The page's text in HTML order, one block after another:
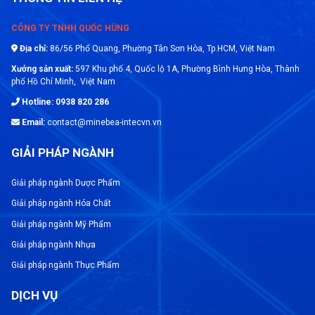
thương hiệu nổi tiếng với chất lượng và độ chính
xác cao. Điều này đảm bảo cho khách hàng nhận
được sản phẩm đáng tin cậy và hiệu quả.
Tư vấn chuyên nghiệp: Đội ngũ nhân viên kỹ
thuật của công ty luôn sẵn sàng tư vấn và hỗ trợ
khách hàng trong việc lựa chọn sản phẩm phù
hợp với nhu cầu cụ thể của họ.
Dịch vụ hậu mãi: Công ty cam kết cung cấp dịch
vụ hậu mãi tốt nhất, bao gồm sửa chữa, bảo trì
và calib cân để đảm bảo rằng thiết bị luôn hoạt
động ổn định và chính xác.
Hỗ trợ kỹ thuật: Công ty TNHH Quốc Hùng có đội
ngũ kỹ thuật viên chuyên nghiệp và có kinh
nghiệm trong việc sửa chữa và bảo trì cân sàn
CÔNG TY TNHH QUỐC HÙNG
Địa chỉ: 86/56 Phổ Quang, Phường Tân Sơn Hòa, Tp.HCM, Việt Nam
Xưởng sản xuất:597 Khu phố 4, Quốc lộ 1A, Phường Bình Hưng Hòa, Thành
phố Hồ Chí Minh, Việt Nam
Hotline: 0938 820 286
Email:contact@minebea-intecvn.vn
GIẢI PHÁP NGÀNH
Giải pháp ngành Dược Phẩm
Giải pháp ngành Hóa Chất
Giải pháp ngành Mỹ Phẩm
Giải pháp ngành Nhựa
Giải pháp ngành Thực Phẩm
DỊCH VỤ